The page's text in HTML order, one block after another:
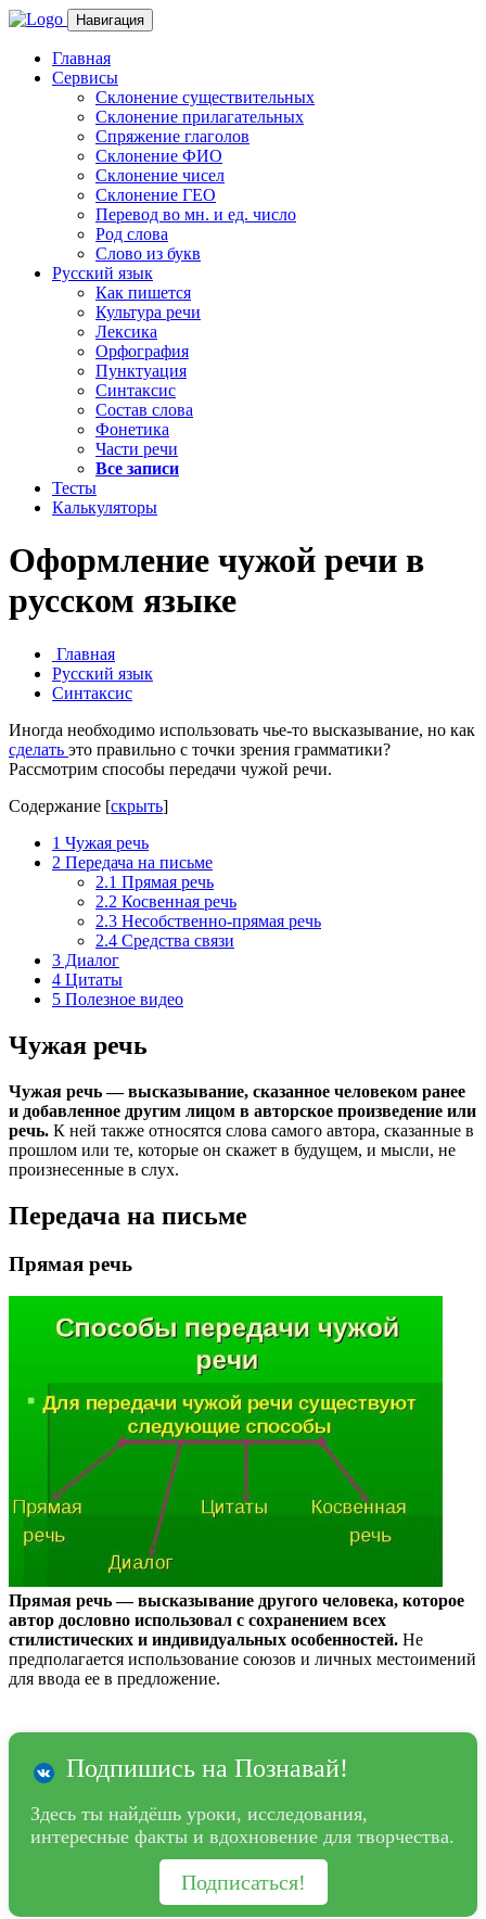
Навигация
Главная
Сервисы
Склонение существительных
Склонение прилагательных
Спряжение глаголов
Склонение ФИО
Склонение чисел
Склонение ГЕО
Перевод во мн. и ед. число
Род слова
Слово из букв
Русский язык
Как пишется
Культура речи
Лексика
Орфография
Пунктуация
Синтаксис
Состав слова
Фонетика
Части речи
Все записи
Тесты
Калькуляторы
Оформление чужой речи в
русском языке
Главная
Русский язык
Синтаксис
Иногда необходимо использовать чье-то высказывание, но как
сделать это правильно с точки зрения грамматики?
Рассмотрим способы передачи чужой речи.
Содержание [скрыть]
1 Чужая речь
2 Передача на письме
2.1 Прямая речь
2.2 Косвенная речь
2.3 Несобственно-прямая речь
2.4 Средства связи
3 Диалог
4 Цитаты
5 Полезное видео
Чужая речь
Чужая речь — высказывание, сказанное человеком ранее
и добавленное другим лицом в авторское произведение или
речь. К ней также относятся слова самого автора, сказанные в
прошлом или те, которые он скажет в будущем, и мысли, не
произнесенные в слух.
Передача на письме
Прямая речь
Прямая речь — высказывание другого человека, которое
автор дословно использовал с сохранением всех
стилистических и индивидуальных особенностей. Не
предполагается использование союзов и личных местоимений
для ввода ее в предложение.
Подпишись на Познавай!
Здесь ты найдёшь уроки, исследования,
интересные факты и вдохновение для творчества.
Подписаться!